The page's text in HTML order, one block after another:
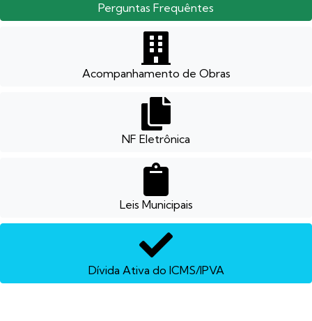
Perguntas Frequêntes
Acompanhamento de Obras
NF Eletrônica
Leis Municipais
Dívida Ativa do ICMS/IPVA